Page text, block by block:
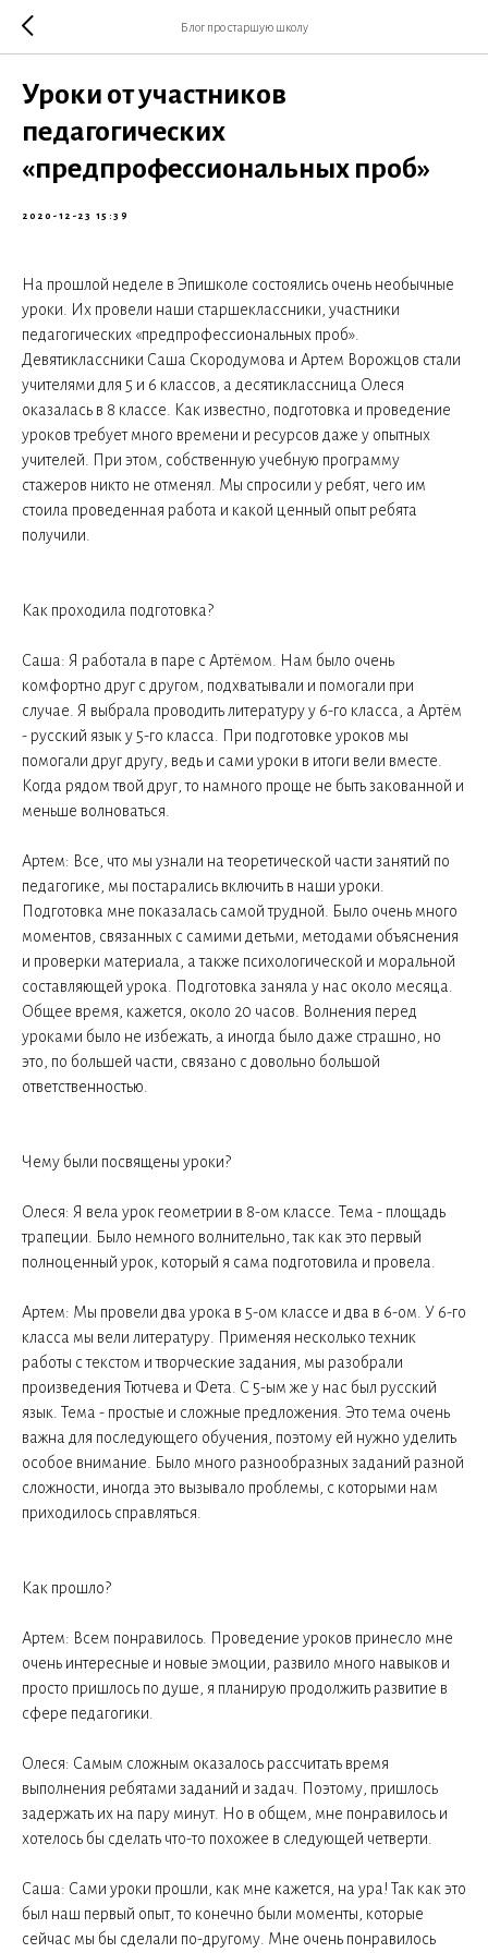
Блог про старшую школу
Уроки от участников
педагогических
«предпрофессиональных проб»
2020-12-23 15:39
На прошлой неделе в Эпишколе состоялись очень необычные
уроки. Их провели наши старшеклассники, участники
педагогических «предпрофессиональных проб».
Девятиклассники Саша Скородумова и Артем Ворожцов стали
учителями для 5 и 6 классов, а десятиклассница Олеся
оказалась в 8 классе. Как известно, подготовка и проведение
уроков требует много времени и ресурсов даже у опытных
учителей. При этом, собственную учебную программу
стажеров никто не отменял. Мы спросили у ребят, чего им
стоила проведенная работа и какой ценный опыт ребята
получили.
Как проходила подготовка?
Саша: Я работала в паре с Артёмом. Нам было очень
комфортно друг с другом, подхватывали и помогали при
случае. Я выбрала проводить литературу у 6-го класса, а Артём
- русский язык у 5-го класса. При подготовке уроков мы
помогали друг другу, ведь и сами уроки в итоги вели вместе.
Когда рядом твой друг, то намного проще не быть закованной и
меньше волноваться.
Артем: Все, что мы узнали на теоретической части занятий по
педагогике, мы постарались включить в наши уроки.
Подготовка мне показалась самой трудной. Было очень много
моментов, связанных с самими детьми, методами объяснения
и проверки материала, а также психологической и моральной
составляющей урока. Подготовка заняла у нас около месяца.
Общее время, кажется, около 20 часов. Волнения перед
уроками было не избежать, а иногда было даже страшно, но
это, по большей части, связано с довольно большой
ответственностью.
Чему были посвящены уроки?
Олеся: Я вела урок геометрии в 8-ом классе. Тема - площадь
трапеции. Было немного волнительно, так как это первый
полноценный урок, который я сама подготовила и провела.
Артем: Мы провели два урока в 5-ом классе и два в 6-ом. У 6-го
класса мы вели литературу. Применяя несколько техник
работы с текстом и творческие задания, мы разобрали
произведения Тютчева и Фета. С 5-ым же у нас был русский
язык. Тема - простые и сложные предложения. Это тема очень
важна для последующего обучения, поэтому ей нужно уделить
особое внимание. Было много разнообразных заданий разной
сложности, иногда это вызывало проблемы, с которыми нам
приходилось справляться.
Как прошло?
Артем: Всем понравилось. Проведение уроков принесло мне
очень интересные и новые эмоции, развило много навыков и
просто пришлось по душе, я планирую продолжить развитие в
сфере педагогики.
Олеся: Самым сложным оказалось рассчитать время
выполнения ребятами заданий и задач. Поэтому, пришлось
задержать их на пару минут. Но в общем, мне понравилось и
хотелось бы сделать что-то похожее в следующей четверти.
Саша: Сами уроки прошли, как мне кажется, на ура! Так как это
был наш первый опыт, то конечно были моменты, которые
сейчас мы бы сделали по-другому. Мне очень понравилось